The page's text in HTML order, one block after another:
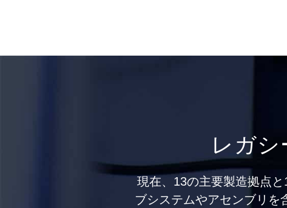
レガ
現在、13の主要製造拠点
ブシステムやアセンブリを